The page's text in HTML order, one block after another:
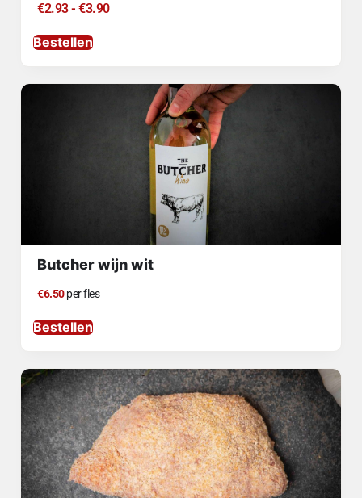
€2.93- €3.90
Bestellen
Butcher wijn wit
€6.50per fles
Bestellen